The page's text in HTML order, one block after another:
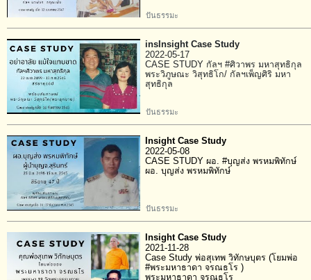
ปันธรรมะ
insInsight Case Study
2022-05-17
CASE STUDY กัลฯ #ศิวาพร มหาสุทธิกุล
พระวิภูษณะ วิสุทธิโก/ กัลฯเพ็ญศิริ มหา
สุทธิกุล
ปันธรรมะ
Insight Case Study
2022-05-08
CASE STUDY ผอ. #บุญส่ง พรหมพิทักษ์
ผอ. บุญส่ง พรหมพิทักษ์
ปันธรรมะ
Insight Case Study
2021-11-28
Case Study พ่อสุเทพ วิทักษบุตร (โยมพ่อ
#พระมหาธาดา จรณธโร )
พระมหาธาดา จรณธโร